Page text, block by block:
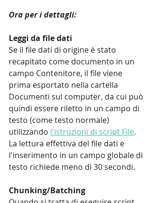
Ora per i dettagli:
Leggi da file dati
Se il file dati di origine è stato
recapitato come documento in un
campo Contenitore, il file viene
prima esportato nella cartella
Documenti sul computer, da cui può
quindi essere riletto in un campo di
testo (come testo normale)
utilizzando l'istruzioni di script File.
La lettura effettiva del file dati e
l'inserimento in un campo globale di
testo richiede meno di 30 secondi.
Chunking/Batching